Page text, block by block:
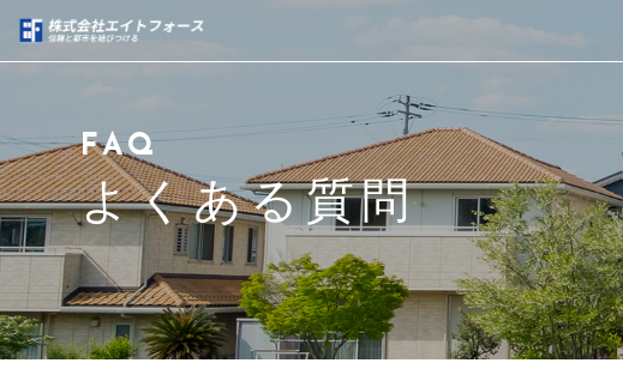
サービス紹介
不動産売買事業実績
ブログ
FAQ
よくある質問